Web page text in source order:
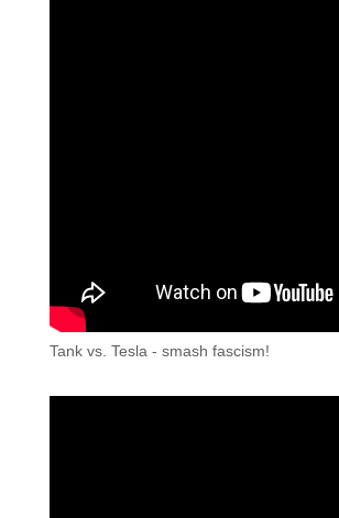
Tank vs. Tesla - smash fascism!